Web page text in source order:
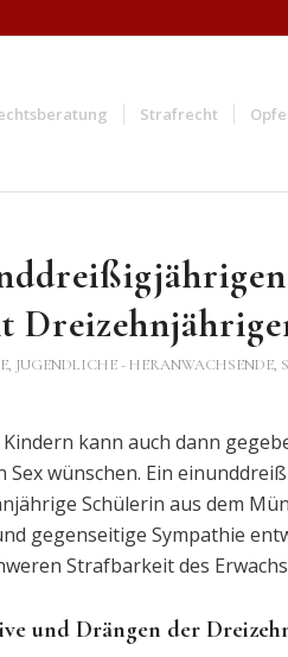
Strafrecht
, JUGENDLICHE - HERANWACHSENDE,
kann auch dann
wünschen. Ein
Schülerin aus dem
gegenseitige Sympathie
Strafbarkeit des
und Drängen der